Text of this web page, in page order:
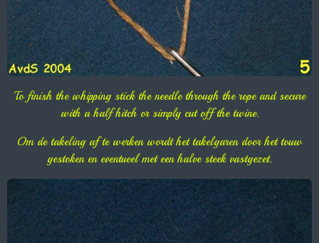
To finish the whipping stick the needle through the rope and secure
with a half hitch or simply cut off the twine.
Om de takeling af te werken wordt het takelgaren door het touw
gestoken en eventueel met een halve steek vastgezet.